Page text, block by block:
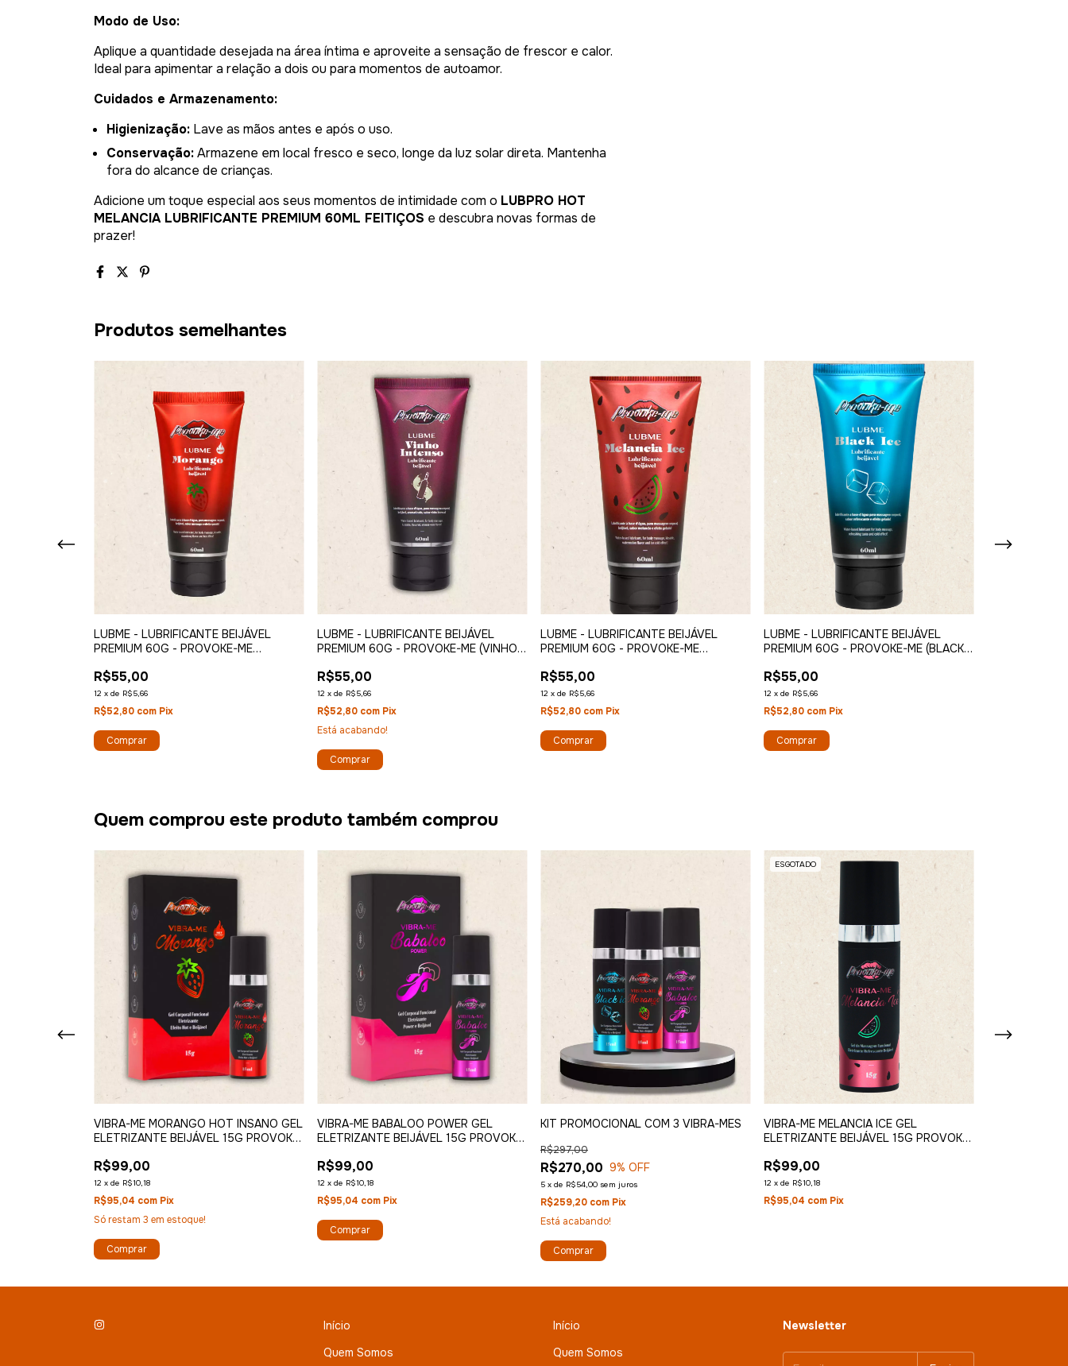
Modo de Uso:
Aplique a quantidade desejada na área íntima e aproveite a sensação de frescor e calor.
Ideal para apimentar a relação a dois ou para momentos de autoamor.
Cuidados e Armazenamento:
Higienização: Lave as mãos antes e após o uso.
Conservação:Armazene em local fresco e seco, longe da luz solar direta. Mantenha
fora do alcance de crianças.
Adicione um toque especial aos seus momentos de intimidade com o LUBPRO HOT
MELANCIA LUBRIFICANTE PREMIUM 60ML FEITIÇOS e descubra novas formas de
prazer!
Produtos semelhantes
LUBME - LUBRIFICANTE BEIJÁVEL
PREMIUM 60G - PROVOKE-ME
R$55,00
12 x de R$5,66
R$52,80 com Pix
Comprar
LUBME - LUBRIFICANTE BEIJÁVEL
PREMIUM 60G - PROVOKE-ME (VINHO
R$55,00
12 x de R$5,66
R$52,80 com Pix
Está acabando!
Comprar
LUBME - LUBRIFICANTE BEIJÁVEL
PREMIUM 60G - PROVOKE-ME
R$55,00
12 x de R$5,66
R$52,80 com Pix
LUBME - LUBRIFICANTE BEIJÁVEL
PREMIUM 60G - PROVOKE-ME (BLACK
R$55,00
12 x de R$5,66
R$52,80 com Pix
Quem comprou este produto também comprou
VIBRA-ME MORANGO HOT INSANO GEL
ELETRIZANTE BEIJÁVEL 15G PROVOKE-
R$99,00
12 x de R$10,18
R$95,04 com Pix
Só restam 3 em estoque!
Comprar
VIBRA-ME BABALOO POWER GEL
ELETRIZANTE BEIJÁVEL 15G PROVOKE-
R$99,00
12 x de R$10,18
R$95,04 com Pix
Comprar
KIT PROMOCIONAL COM 3 VIBRA-MES
R$270,00
R$297,00
9% OFF
5 x de R$54,00 sem juros
R$259,20 com Pix
Está acabando!
ESGOTADO
VIBRA-ME MELANCIA ICE GEL
ELETRIZANTE BEIJÁVEL 15G PROVOKE-
R$99,00
12 x de R$10,18
R$95,04 com Pix
Início
Quem Somos
Início
Quem Somos
Newsletter